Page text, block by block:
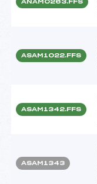
ANAM0263.FFS
ASAM1022.FFS
ASAM1342.FFS
ASAM1343